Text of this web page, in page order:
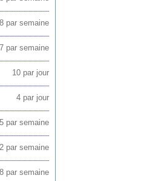
8 par semaine
7 par semaine
10 par jour
4 par jour
5 par semaine
2 par semaine
8 par semaine